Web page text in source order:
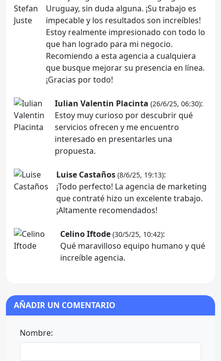
Uruguay, sin duda alguna. ¡Su trabajo es
impecable y los resultados son increíbles!
Estoy realmente impresionado con todo lo
que han logrado para mi negocio.
Recomiendo a esta agencia a cualquiera
que busque mejorar su presencia en línea.
¡Gracias por todo!
Iulian Valentin Placinta (26/6/25, 06:30):
Estoy muy curioso por descubrir qué
servicios ofrecen y me encuentro
interesado en presentarles una
propuesta.
Luise Castaños (8/6/25, 19:13):
¡Todo perfecto! La agencia de marketing
que contraté hizo un excelente trabajo.
¡Altamente recomendados!
Celino Iftode (30/5/25, 10:42):
Qué maravilloso equipo humano y qué
increíble agencia.
AÑADIR UN COMENTARIO
Nombre: